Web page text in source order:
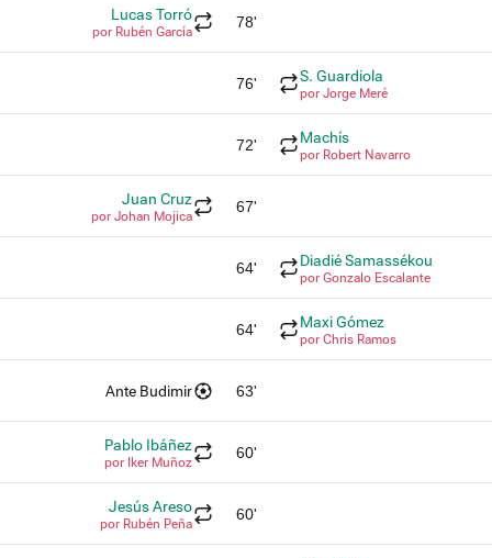
Lucas Torró
por Rubén García
78'
76' S. Guardiola
por Jorge Meré
72' Machís
por Robert Navarro
Juan Cruz
por Johan Mojica
67'
64' Diadié Samassékou
por Gonzalo Escalante
64' Maxi Gómez
por Chris Ramos
Ante Budimir 63'
Pablo Ibáñez
por Iker Muñoz
60'
Jesús Areso
por Rubén Peña
60'